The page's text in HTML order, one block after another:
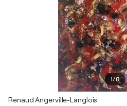
1/8
Renaud Angerville-Langlois